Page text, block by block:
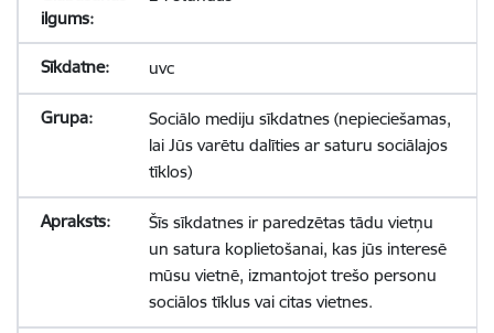
uvc
Sociālo mediju sīkdatnes (nepieciešamas,
lai Jūs varētu dalīties ar saturu sociālajos
tīklos)
Šīs sīkdatnes ir paredzētas tādu vietņu
un satura koplietošanai, kas jūs interesē
mūsu vietnē, izmantojot trešo personu
sociālos tīklus vai citas vietnes.